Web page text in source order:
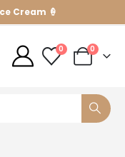
Cream 🍦
0 0